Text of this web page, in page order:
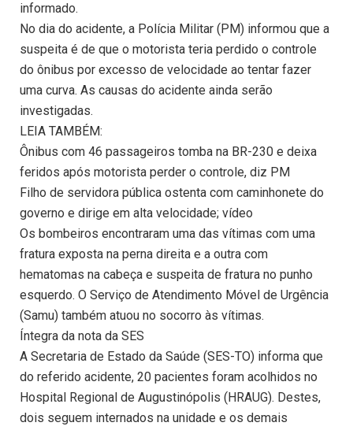
informado.
No dia do acidente, a Polícia Militar (PM) informou que a
suspeita é de que o motorista teria perdido o controle
do ônibus por excesso de velocidade ao tentar fazer
uma curva. As causas do acidente ainda serão
investigadas.
LEIA TAMBÉM:
Ônibus com 46 passageiros tomba na BR-230 e deixa
feridos após motorista perder o controle, diz PM
Filho de servidora pública ostenta com caminhonete do
governo e dirige em alta velocidade; vídeo
Os bombeiros encontraram uma das vítimas com uma
fratura exposta na perna direita e a outra com
hematomas na cabeça e suspeita de fratura no punho
esquerdo. O Serviço de Atendimento Móvel de Urgência
(Samu) também atuou no socorro às vítimas.
Íntegra da nota da SES
A Secretaria de Estado da Saúde (SES-TO) informa que
do referido acidente, 20 pacientes foram acolhidos no
Hospital Regional de Augustinópolis (HRAUG). Destes,
dois seguem internados na unidade e os demais